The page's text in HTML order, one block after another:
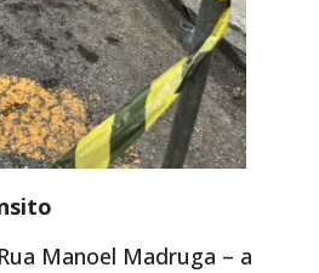
Manoel Madruga – a